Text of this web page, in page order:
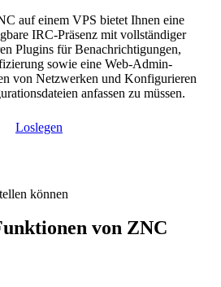
auf einem VPS bietet Ihnen eine
IRC-Präsenz mit vollständiger
Plugins für Benachrichtigungen,
sowie eine Web-Admin-
von Netzwerken und Konfigurieren
anfassen zu müssen.
Loslegen
von ZNC